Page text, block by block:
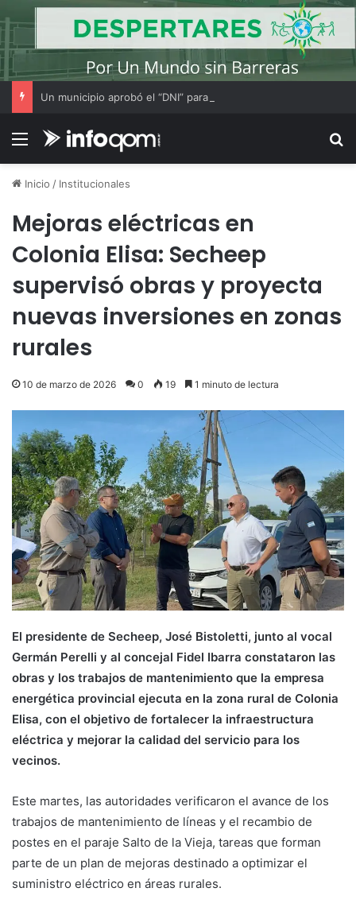
Menú
Inicio / Institucionales
Mejoras eléctricas en
Colonia Elisa: Secheep
supervisó obras y proyecta
nuevas inversiones en zonas
rurales
10 de marzo de 2026 0 19 1 minuto de lectura
El presidente de Secheep, José Bistoletti, junto al vocal
Germán Perelli y al concejal Fidel Ibarra constataron las
obras y los trabajos de mantenimiento que la empresa
energética provincial ejecuta en la zona rural de Colonia
Elisa, con el objetivo de fortalecer la infraestructura
eléctrica y mejorar la calidad del servicio para los
vecinos.
Este martes, las autoridades verificaron el avance de los
trabajos de mantenimiento de líneas y el recambio de
postes en el paraje Salto de la Vieja, tareas que forman
parte de un plan de mejoras destinado a optimizar el
suministro eléctrico en áreas rurales.